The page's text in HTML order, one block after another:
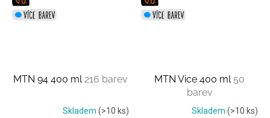
MTN 94 400 ml216 barev
Skladem (>10 ks)
MTN Vice 400 ml 50
barev
Skladem (>10 ks)